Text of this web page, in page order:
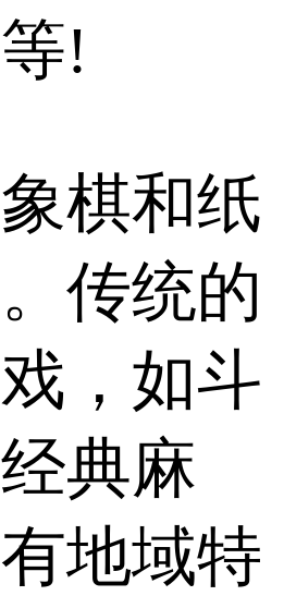
!
棋和纸
传统的
，如斗
典麻
地域特